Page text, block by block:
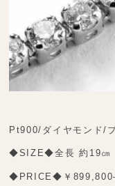
Pt900/ダイヤモンド/
◆SIZE◆全長 約19㎝
◆PRICE◆￥ 899,800